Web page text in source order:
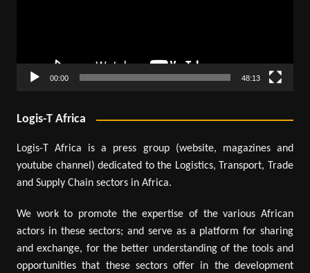
00:00 48:13
Logis-T Africa
Logis-T Africa is a press group (website, magazines and
youtube channel) dedicated to the Logistics, Transport, Trade
and Supply Chain sectors in Africa.
We work to promote the expertise of the various African
actors in these sectors; and serve as a platform for sharing
and exchange, for the better understanding of the tools and
opportunities that these sectors offer in the development